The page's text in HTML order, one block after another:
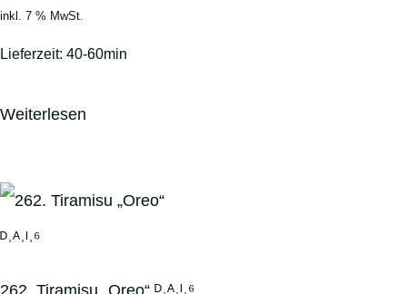
inkl. 7 % MwSt.
Lieferzeit: 40-60min
Weiterlesen
262. Tiramisu „Oreo“ ᴰ˒ᴬ˒ᴵ˒⁶